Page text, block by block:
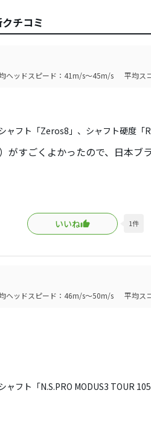
チコミ
ヘッドスピード：41m/s～45m/s 平均ス
ャフト「Zeros8」、シャフト硬度「R
がすごくよかったので、日本ブ
ても良いです。軟鉄の柔らかさ
距離も出ます。スピンも
ても構えやすいです。
ので、操作性は悪くないと思い
、かなり気に入りました。T社の
いましたが、日本ブランド改めて
いいね 1件
ヘッドスピード：46m/s～50m/s 平均ス
ャフト「N.S.PRO MODUS3 TOUR